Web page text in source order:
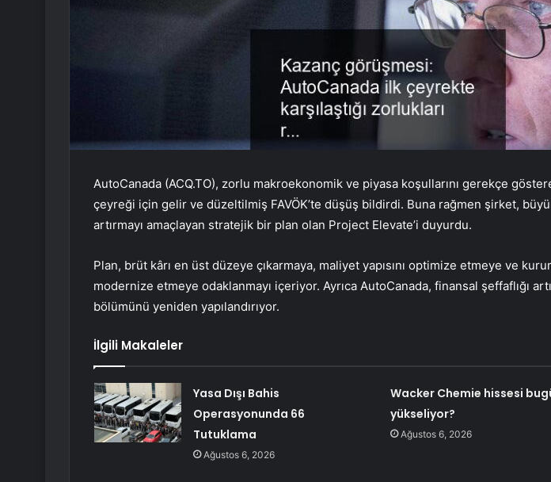
AutoCanada (ACQ.TO), zorlu makroekonomik ve piyasa koşullarını gerekçe
çeyreği için gelir ve düzeltilmiş FAVÖK’te düşüş bildirdi. Buna rağmen şirket,
artırmayı amaçlayan stratejik bir plan olan Project Elevate’i duyurdu.
Plan, brüt kârı en üst düzeye çıkarmaya, maliyet yapısını optimize etmeye ve
modernize etmeye odaklanmayı içeriyor. Ayrıca AutoCanada, finansal şeffaflığı
bölümünü yeniden yapılandırıyor.
İlgili Makaleler
Yasa Dışı Bahis
Operasyonunda 66
Tutuklama
Ağustos 6, 2026
Wacker Chemie hissesi
yükseliyor?
Ağustos 6, 2026